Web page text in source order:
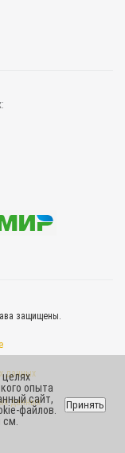
защищены.
данных
данных
опыта
сайт,
файлов.
Принять